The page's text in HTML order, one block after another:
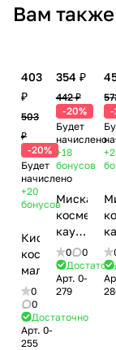
Вам
403
₽
503
₽
-20%
Будет
начислено
+20
бонусов
Кисть
косметическая
малая
0
0
Достаточно
Арт. 0-
255
354 ₽
442 ₽
-20%
Будет
начислено
+18
бонусов
Миска
11 см
0
0
Арт. 0-
279
-